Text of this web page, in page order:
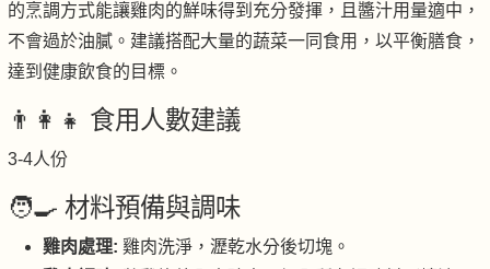
的烹調方式能讓雞肉的鮮味得到充分發揮，且醬汁用量適中，
不會過於油膩。建議搭配大量的蔬菜一同食用，以平衡膳食，
達到健康飲食的目標。
👨‍👩‍👧 食用人數建議
3-4人份
🧑‍🍳 材料預備與調味
雞肉處理: 雞肉洗淨，瀝乾水分後切塊。